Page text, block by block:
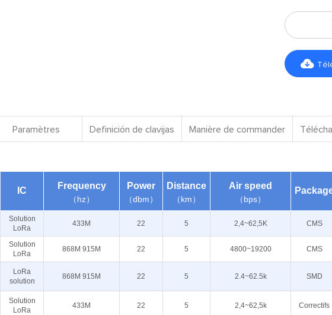

Paramètres Definición de clavijas Manière de commander
IC Frequency
（hz）
Power
（dbm）
Distance
（km）
Air speed
（bps）
Solution
LoRa
433M 22 5 2,4~62,5K CMS
Solution
LoRa
868M 915M 22 5 4800~19200 CMS
LoRa
solution
868M 915M 22 5 2.4~62.5k SMD
Solution
LoRa
433M 22 5 2,4~62,5k Correctifs